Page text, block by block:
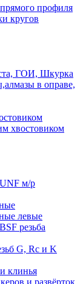
профиля
кругов
ГОИ, Шкурка
в оправе,
хвостовиком
м/р
левые
резьба
G, Rc и K
клинья
и развёрток